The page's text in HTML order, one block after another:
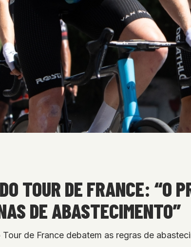
TOUR DE FRANCE: “O
DE ABASTECIMENTO”
de France debatem as regras de